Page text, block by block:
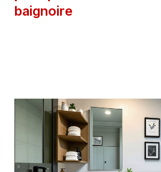
baignoire